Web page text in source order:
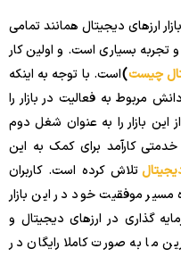
ارزهای دیجیتال همانند تمامی
بسیاری است. و اولین کار
چیست)است. با توجه به اینکه
مربوط به فعالیت در بازار را
این بازار را به عنوان شغل دوم
خدمتی کارآمد برای کمک به این
تلاش کرده است. کاربران
مسیر موفقیت خود در این بازار
گذاری در ارزهای دیجیتال و
ما به صورت کاملا رایگان در